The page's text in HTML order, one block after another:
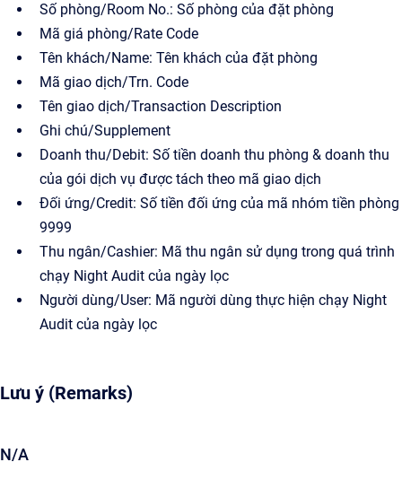
Số phòng/Room No.: Số phòng của đặt phòng
Mã giá phòng/Rate Code
Tên khách/Name: Tên khách của đặt phòng
Mã giao dịch/Trn. Code
Tên giao dịch/Transaction Description
Ghi chú/Supplement
Doanh thu/Debit: Số tiền doanh thu phòng & doanh thu
của gói dịch vụ được tách theo mã giao dịch
Đối ứng/Credit: Số tiền đối ứng của mã nhóm tiền phòng
9999
Thu ngân/Cashier: Mã thu ngân sử dụng trong quá trình
chạy Night Audit của ngày lọc
Người dùng/User: Mã người dùng thực hiện chạy Night
Audit của ngày lọc
Lưu ý (Remarks)
N/A